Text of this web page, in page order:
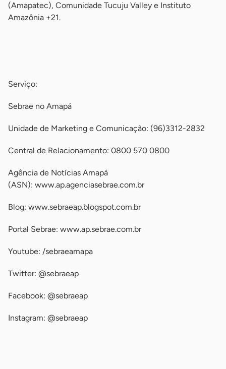
(Amapatec), Comunidade Tucuju Valley e Instituto
Amazônia +21.
Serviço:
Sebrae no Amapá
Unidade de Marketing e Comunicação: (96)3312-2832
Central de Relacionamento: 0800 570 0800
Agência de Notícias Amapá
(ASN): www.ap.agenciasebrae.com.br
Blog: www.sebraeap.blogspot.com.br
Portal Sebrae: www.ap.sebrae.com.br
Youtube: /sebraeamapa
Twitter: @sebraeap
Facebook: @sebraeap
Instagram: @sebraeap